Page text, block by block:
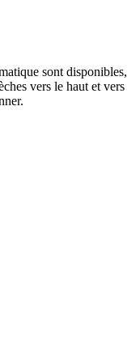
sont disponibles,
vers le haut et vers